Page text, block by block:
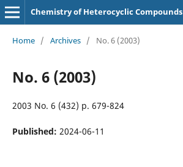
Chemistry of Heterocyclic Compounds
Home / Archives / No. 6 (2003)
No. 6 (2003)
2003 No. 6 (432) p. 679-824
Published: 2024-06-11